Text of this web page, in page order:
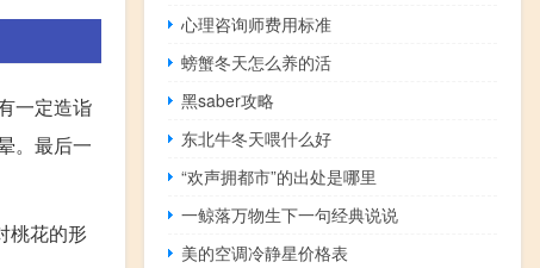
一定造诣
。最后一
桃花的形
心理咨询师费用标准
螃蟹冬天怎么养的活
黑saber攻略
东北牛冬天喂什么好
“欢声拥都市”的出处是哪里
一鲸落万物生下一句经典说说
美的空调冷静星价格表